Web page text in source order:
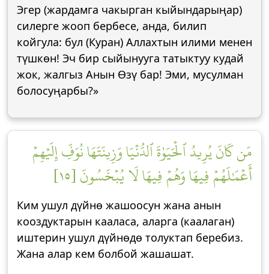
Эгер (жардамга чакырган кыйындарыңар)
силерге жооп бербесе, анда, билип
койгула: бул (Куран) Аллахтын илими менен
түшкөн! Эч бир сыйынууга татыктуу кудай
жок, жалгыз Анын Өзү бар! Эми, мусулман
болосуңарбы?»
مَن كَانَ يُرِيدُ ٱلۡحَيَوٰةَ ٱلدُّنۡيَا وَزِينَتَهَا نُوَفِّ إِلَيۡهِمۡ
أَعۡمَٰلَهُمۡ فِيهَا وَهُمۡ فِيهَا لَا يُبۡخَسُونَ [١٥]
Ким ушул дүйнө жашоосун жана анын
кооздуктарын кааласа, аларга (каалаган)
иштерин ушул дүйнөдө толуктап беребиз.
Жана алар кем болбой жашашат.